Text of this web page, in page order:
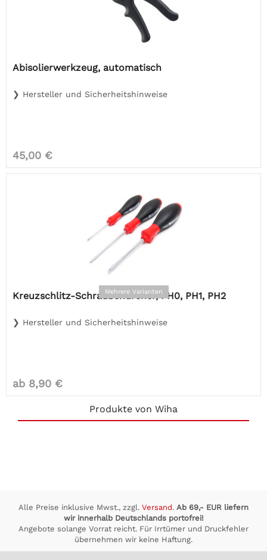
Abisolierwerkzeug, automatisch
❯ Hersteller und Sicherheitshinweise
45,00 €
Mehrere Varianten
Kreuzschlitz-Schraubendreher, PH0, PH1, PH2
❯ Hersteller und Sicherheitshinweise
ab 8,90 €
Produkte von Wiha
Alle Preise inklusive Mwst., zzgl. Versand. Ab 69,- EUR liefern
wir innerhalb Deutschlands portofrei!
Angebote solange Vorrat reicht. Für Irrtümer und Druckfehler
übernehmen wir keine Haftung.